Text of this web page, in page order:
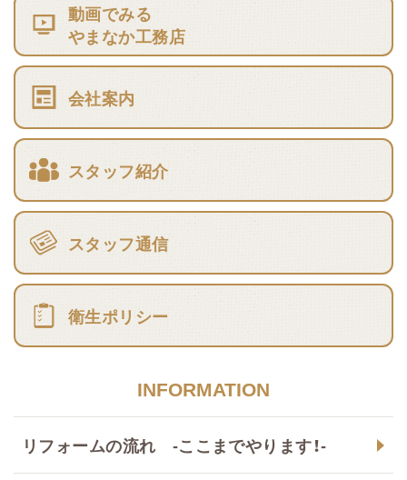
動画でみる
やまなか工務店
会社案内
スタッフ紹介
スタッフ通信
衛生ポリシー
INFORMATION
リフォームの流れ -ここまでやります！-